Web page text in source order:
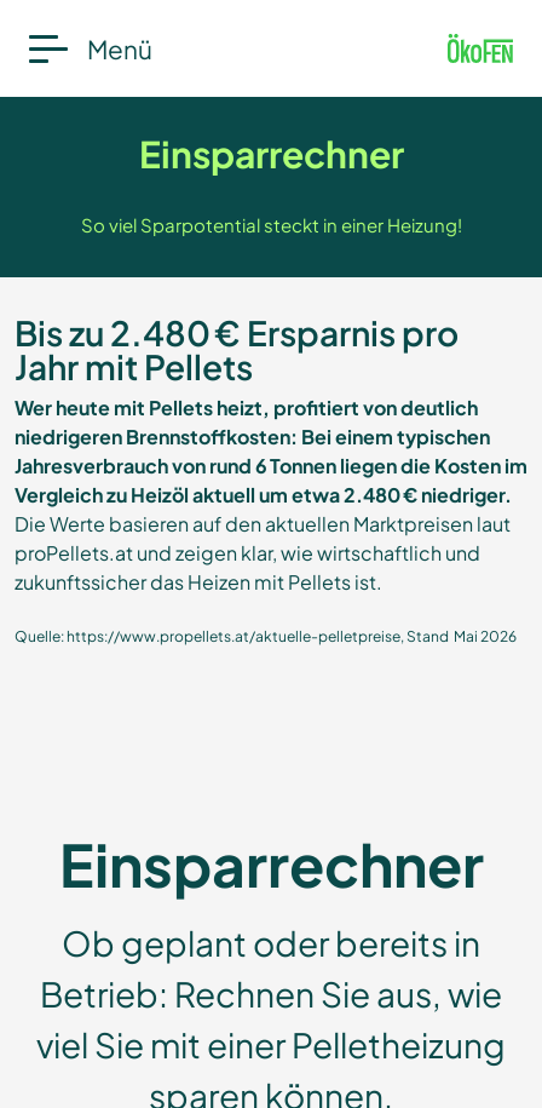
Menü
Einsparrechner
So viel Sparpotential steckt in einer Heizung!
Bis zu 2.480 € Ersparnis pro
Jahr mit Pellets
Wer heute mit Pellets heizt, profitiert von deutlich
niedrigeren Brennstoffkosten: Bei einem typischen
Jahresverbrauch von rund 6 Tonnen liegen die Kosten im
Vergleich zu Heizöl aktuell um etwa 2.480 € niedriger.
Die Werte basieren auf den aktuellen Marktpreisen laut
proPellets.at und zeigen klar, wie wirtschaftlich und
zukunftssicher das Heizen mit Pellets ist.
Quelle: https://www.propellets.at/aktuelle-pelletpreise, Stand Mai 2026
Einspar­rechner
Ob geplant oder bereits in
Betrieb: Rechnen Sie aus, wie
viel Sie mit einer Pelletheizung
sparen können.